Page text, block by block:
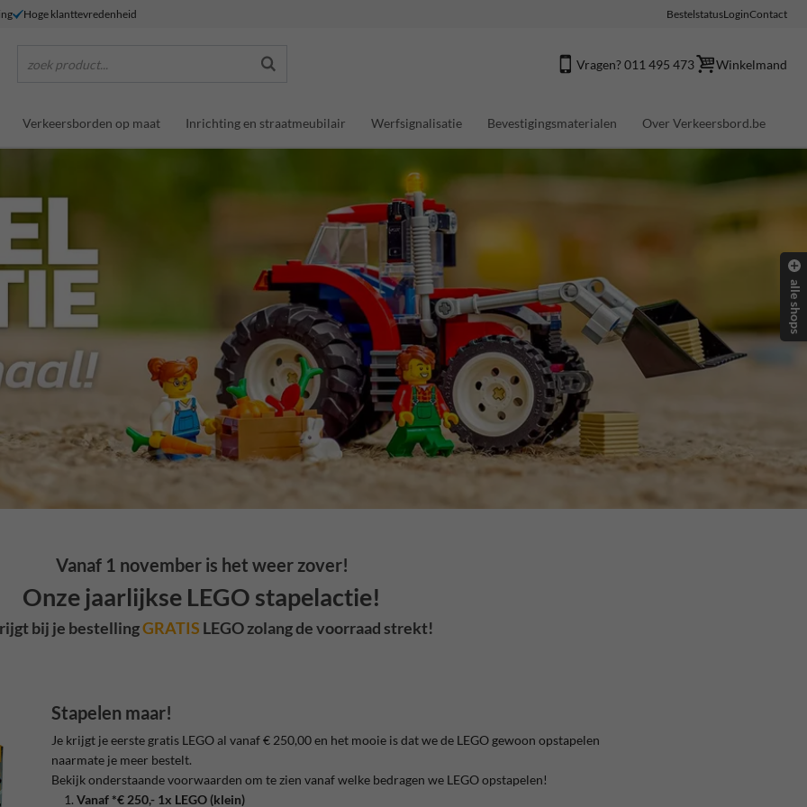
Hoge klanttevredenheid BestelstatusLoginContact
zoek product... Vragen? 011 495 473 Winkelmand
Verkeersborden op maat Inrichting en straatmeubilair Werfsignalisatie Bevestigingsmaterialen Over Verkeersbord.be
Vanaf 1 november is het weer zover!
Onze jaarlijkse LEGO stapelactie!
bij je bestellingGRATIS LEGO zolang de voorraad strekt!
Stapelen maar!
Je krijgt je eerste gratis LEGO al vanaf € 250,00 en het mooie is dat we de LEGO gewoon opstapelen
naarmate je meer bestelt.
Bekijk onderstaande voorwaarden om te zien vanaf welke bedragen we LEGO opstapelen!
Vanaf *€ 250,- 1x LEGO (klein)
alle shops